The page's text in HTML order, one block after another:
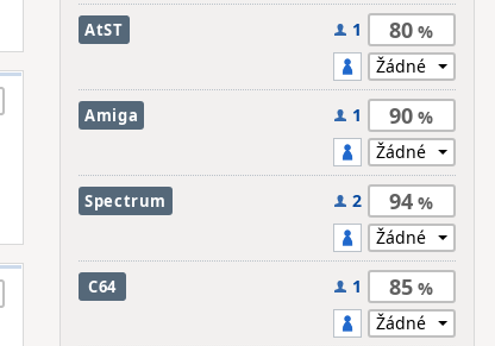
AtST 1 80
Amiga 1 90
Spectrum 2 94
C64 1 85